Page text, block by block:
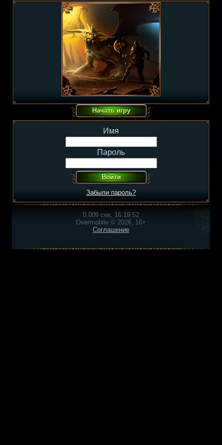
Имя
Пароль
Забыли пароль?
0.009 сек, 16:19:52
Overmobile © 2026, 16+
Соглашение